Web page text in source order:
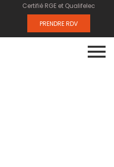
Certifié RGE et Qualifelec
PRENDRE RDV